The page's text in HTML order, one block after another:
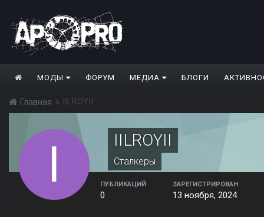
МОДЫ ФОРУМ МЕДИА БЛОГИ
Главная IILROYII
IILROYII
Сталкеры
ПУБЛИКАЦИЙ
0
ЗАРЕГИСТРИРОВАН
13 ноября, 2024